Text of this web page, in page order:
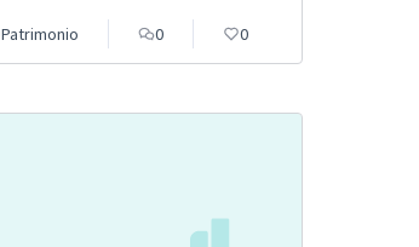
Patrimonio 0 0